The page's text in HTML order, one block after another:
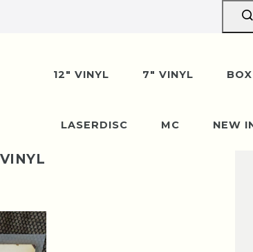
12" VINYL 7" VINYL BOX
LASERDISC MC NEW